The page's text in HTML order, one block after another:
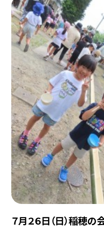
７月２６日（日）稲穂の